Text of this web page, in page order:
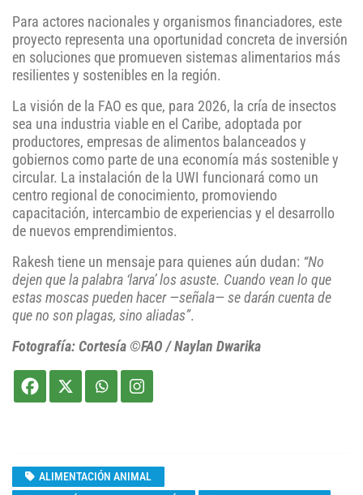
Para actores nacionales y organismos financiadores, este
proyecto representa una oportunidad concreta de inversión
en soluciones que promueven sistemas alimentarios más
resilientes y sostenibles en la región.
La visión de la FAO es que, para 2026, la cría de insectos
sea una industria viable en el Caribe, adoptada por
productores, empresas de alimentos balanceados y
gobiernos como parte de una economía más sostenible y
circular. La instalación de la UWI funcionará como un
centro regional de conocimiento, promoviendo
capacitación, intercambio de experiencias y el desarrollo
de nuevos emprendimientos.
Rakesh tiene un mensaje para quienes aún dudan: “No
dejen que la palabra ‘larva’ los asuste. Cuando vean lo que
estas moscas pueden hacer —señala— se darán cuenta de
que no son plagas, sino aliadas”.
Fotografía: Cortesía ©FAO / Naylan Dwarika
ALIMENTACIÓN ANIMAL